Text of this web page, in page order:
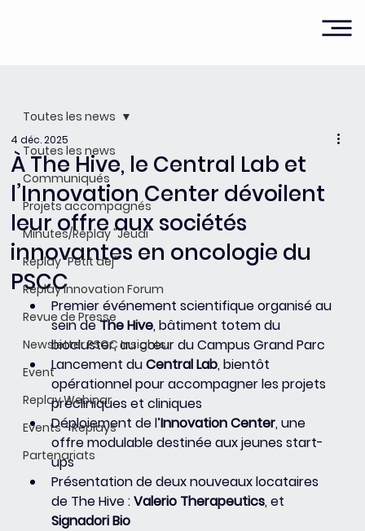
Toutes les news
Communiqués
Projets accompagnés
Minutes/Replay "Jeudi"
Replay "Petit dej"
Replay Innovation Forum
Revue de Presse
Newsletter PSCC Insights
Event
Replay Webinar
Events - Replays
Partenariats
Toutes les news
À The Hive, le Central Lab et
l’Innovation Center dévoilent
leur offre aux sociétés
innovantes en oncologie du
PSCC
4 déc. 2025
Premier événement scientifique organisé au
sein de The Hive, bâtiment totem du
biocluster, au cœur du Campus Grand Parc
Lancement du Central Lab, bientôt
opérationnel pour accompagner les projets
précliniques et cliniques
Déploiement de l’Innovation Center, une
offre modulable destinée aux jeunes start-
ups
Présentation de deux nouveaux locataires
de The Hive : Valerio Therapeutics, et
Signadori Bio